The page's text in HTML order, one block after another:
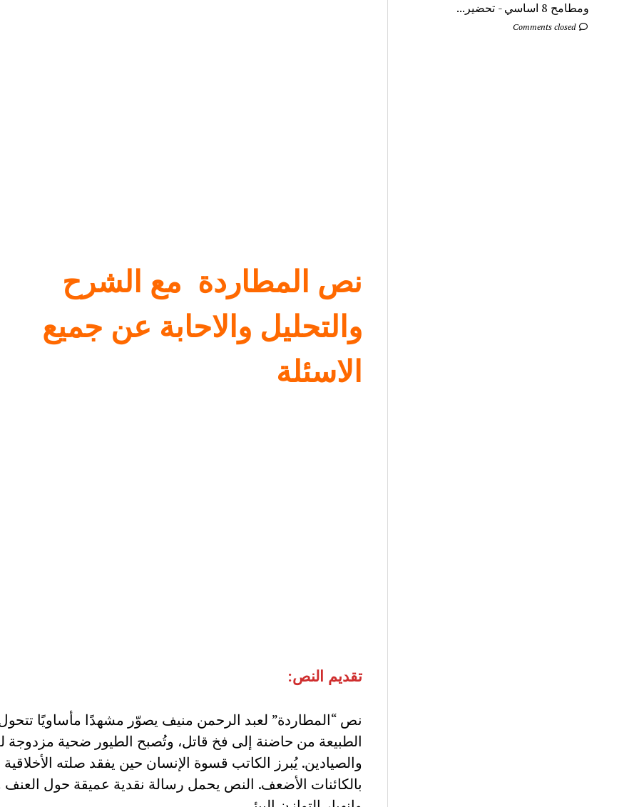
ومطامح 8 اساسي - تحضير...
Comments closed
نص المطاردة مع الشرح
والتحليل والاحابة عن جميع
الاسئلة
تقديم النص:
نص “المطاردة” لعبد الرحمن منيف يصوّر مشهدًا مأساويًا
الطبيعة من حاضنة إلى فخ قاتل، وتُصبح الطيور ضحية مزدوجة
والصيادين. يُبرز الكاتب قسوة الإنسان حين يفقد صلته الأخلاقية
بالكائنات الأضعف. النص يحمل رسالة نقدية عميقة حول العنف